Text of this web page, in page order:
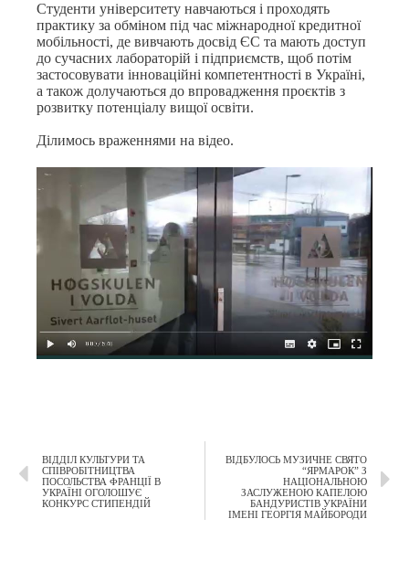
Студенти університету навчаються і проходять
практику за обміном під час міжнародної кредитної
мобільності, де вивчають досвід ЄС та мають доступ
до сучасних лабораторій і підприємств, щоб потім
застосовувати інноваційні компетентності в Україні,
а також долучаються до впровадження проєктів з
розвитку потенціалу вищої освіти.
Ділимось враженнями на відео.
ВІДДІЛ КУЛЬТУРИ ТА
СПІВРОБІТНИЦТВА
ПОСОЛЬСТВА ФРАНЦІЇ В
УКРАЇНІ ОГОЛОШУЄ
КОНКУРС СТИПЕНДІЙ
ВІДБУЛОСЬ МУЗИЧНЕ СВЯТО
“ЯРМАРОК” З
НАЦІОНАЛЬНОЮ
ЗАСЛУЖЕНОЮ КАПЕЛОЮ
БАНДУРИСТІВ УКРАЇНИ
ІМЕНІ ГЕОРГІЯ МАЙБОРОДИ